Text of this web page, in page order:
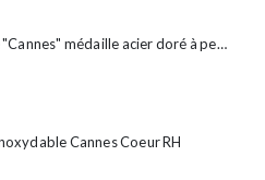
Bracelet Femme "Cannes" médaille acier doré à personnaliser
Cannes Coeur RH